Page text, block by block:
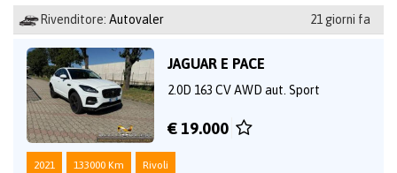
Rivenditore: Autovaler 21 giorni fa
JAGUAR E PACE
2.0D 163 CV AWD aut. Sport
€ 19.000
2021 133000 Km Rivoli